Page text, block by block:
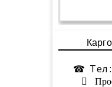
☎ Тел :